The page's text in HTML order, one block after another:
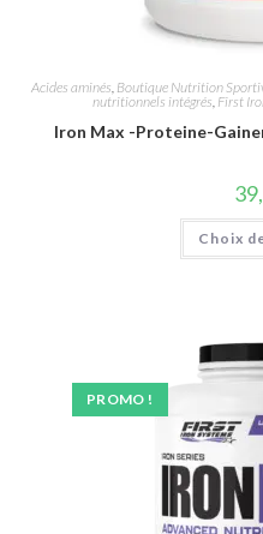
Acides aminés, Boutique Nutrition
nutritionnels intégrés, First
Iron Max -Proteine-
Choix
PROMO !